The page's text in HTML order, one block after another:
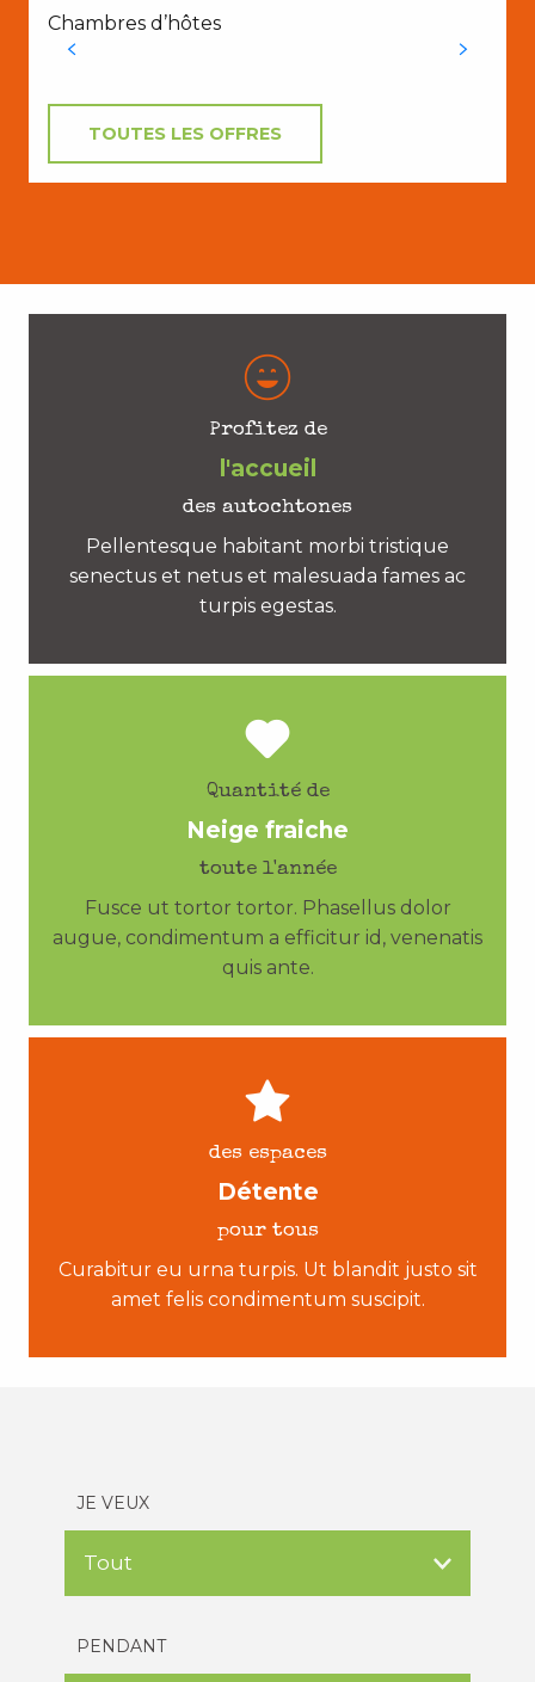
Chambres d’hôtes
TOUTES LES OFFRES
Profitez de
l'accueil
des autochtones
Pellentesque habitant morbi tristique
senectus et netus et malesuada fames ac
turpis egestas.
Quantité de
Neige fraiche
toute l'année
Fusce ut tortor tortor. Phasellus dolor
augue, condimentum a efficitur id, venenatis
quis ante.
des espaces
Détente
pour tous
Curabitur eu urna turpis. Ut blandit justo sit
amet felis condimentum suscipit.
JE VEUX
PENDANT